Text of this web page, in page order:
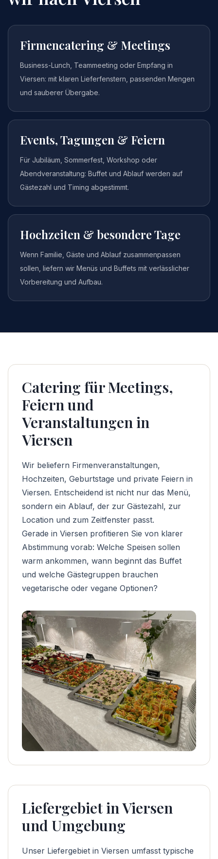
Firmencatering & Meetings
Business-Lunch, Teammeeting oder Empfang in
Viersen: mit klaren Lieferfenstern, passenden Mengen
und sauberer Übergabe.
Events, Tagungen & Feiern
Für Jubiläum, Sommerfest, Workshop oder
Abendveranstaltung: Buffet und Ablauf werden auf
Gästezahl und Timing abgestimmt.
Hochzeiten & besondere Tage
Wenn Familie, Gäste und Ablauf zusammenpassen
sollen, liefern wir Menüs und Buffets mit verlässlicher
Vorbereitung und Aufbau.
Catering für Meetings,
Feiern und
Veranstaltungen in
Viersen
Wir beliefern Firmenveranstaltungen,
Hochzeiten, Geburtstage und private Feiern in
Viersen. Entscheidend ist nicht nur das Menü,
sondern ein Ablauf, der zur Gästezahl, zur
Location und zum Zeitfenster passt.
Gerade in Viersen profitieren Sie von klarer
Abstimmung vorab: Welche Speisen sollen
warm ankommen, wann beginnt das Buffet
und welche Gästegruppen brauchen
vegetarische oder vegane Optionen?
Liefergebiet in Viersen
und Umgebung
Unser Liefergebiet in Viersen umfasst typische